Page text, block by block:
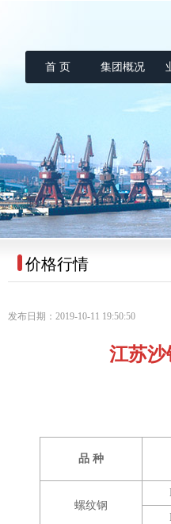
首 页 集团概况
价格行情
发布日期：2019-10-11 19:50:50
江苏沙
品 种
螺纹钢